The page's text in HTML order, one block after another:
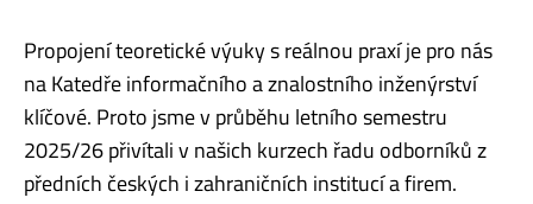
Propojení teoretické výuky s reálnou praxí je pro nás
na Katedře informačního a znalostního inženýrství
klíčové. Proto jsme v průběhu letního semestru
2025/26 přivítali v našich kurzech řadu odborníků z
předních českých i zahraničních institucí a firem.